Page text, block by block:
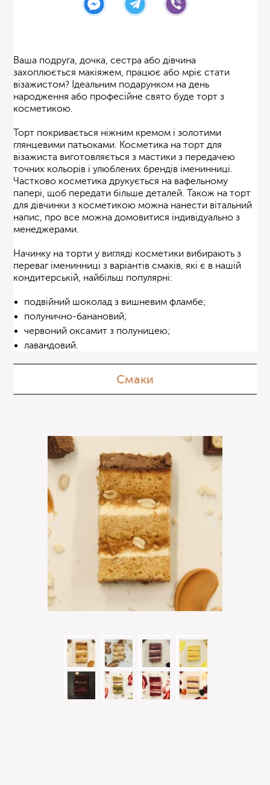
Ваша подруга, дочка, сестра або дівчина
захоплюється макіяжем, працює або мріє стати
візажистом? Ідеальним подарунком на день
народження або професійне свято буде торт з
косметикою.
Торт покривається ніжним кремом і золотими
глянцевими патьоками. Косметика на торт для
візажиста виготовляється з мастики з передачею
точних кольорів і улюблених брендів іменинниці.
Частково косметика друкується на вафельному
папері, щоб передати більше деталей. Також на торт
для дівчинки з косметикою можна нанести вітальний
напис, про все можна домовитися індивідуально з
менеджерами.
Начинку на торти у вигляді косметики вибирають з
переваг іменинниці з варіантів смаків, які є в нашій
кондитерській, найбільш популярні:
подвійний шоколад з вишневим фламбе;
полунично-банановий;
червоний оксамит з полуницею;
лавандовий.
Смаки